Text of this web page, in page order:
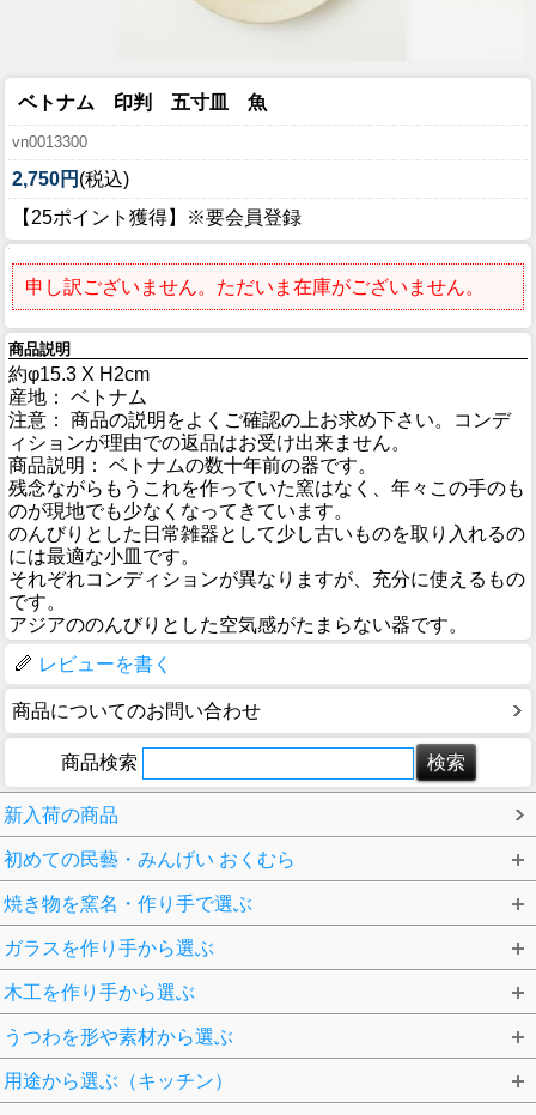
ベトナム 印判 五寸皿 魚
vn0013300
2,750円 (税込)
【25ポイント獲得】※要会員登録
申し訳ございません。ただいま在庫がございません。
商品説明
約φ15.3 X H2cm
産地： ベトナム
注意： 商品の説明をよくご確認の上お求め下さい。コンデ
ィションが理由での返品はお受け出来ません。
商品説明： ベトナムの数十年前の器です。
残念ながらもうこれを作っていた窯はなく、年々この手のも
のが現地でも少なくなってきています。
のんびりとした日常雑器として少し古いものを取り入れるの
には最適な小皿です。
それぞれコンディションが異なりますが、充分に使えるもの
です。
アジアののんびりとした空気感がたまらない器です。
レビューを書く
商品についてのお問い合わせ
商品検索
新入荷の商品
初めての民藝・みんげい おくむら
焼き物を窯名・作り手で選ぶ
ガラスを作り手から選ぶ
木工を作り手から選ぶ
うつわを形や素材から選ぶ
用途から選ぶ（キッチン）